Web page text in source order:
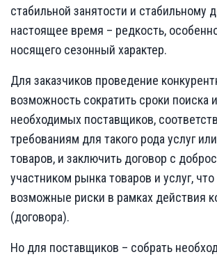
стабильной занятости и стабильному
настоящее время – редкость,
носящего сезонный характер.
Для заказчиков проведение
возможность сократить сроки поиска
необходимых поставщиков,
требованиям для такого рода услуг
товаров, и заключить договор с
участником рынка товаров и услуг,
возможные риски в рамках действия
(договора).
Но для поставщиков – собрать